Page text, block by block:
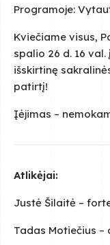
Programoje:
Kviečiame visus,
spalio 26 d. 16
išskirtinę
patirtį!
Įėjimas –
Atlikėjai:
Justė Šilaitė –
Tadas Motiečius –